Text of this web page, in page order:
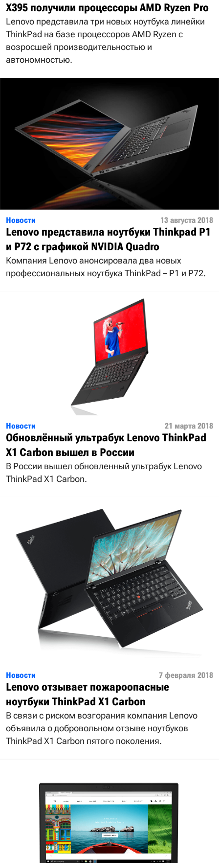
X395 получили процессоры AMD Ryzen Pro
Lenovo представила три новых ноутбука линейки
ThinkPad на базе процессоров AMD Ryzen с
возросшей производительностью и
автономностью.
Новости 13 августа 2018
Lenovo представила ноутбуки Thinkpad P1
и P72 с графикой NVIDIA Quadro
Компания Lenovo анонсировала два новых
профессиональных ноутбука ThinkPad – P1 и P72.
Новости 21 марта 2018
Обновлённый ультрабук Lenovo ThinkPad
X1 Carbon вышел в России
В России вышел обновленный ультрабук Lenovo
ThinkPad X1 Carbon.
Новости 7 февраля 2018
Lenovo отзывает пожароопасные
ноутбуки ThinkPad X1 Carbon
В связи с риском возгорания компания Lenovo
объявила о добровольном отзыве ноутбуков
ThinkPad X1 Carbon пятого поколения.